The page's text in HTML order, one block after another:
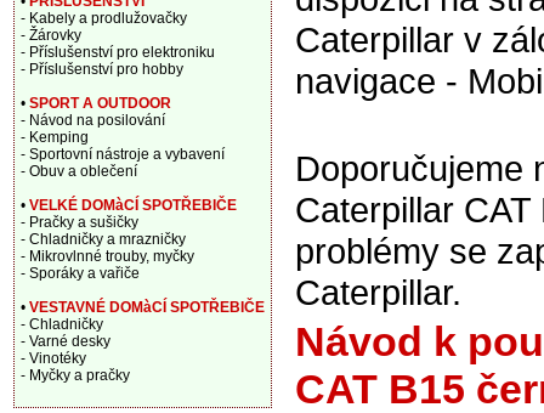
Caterpillar v
navigace -
Doporučujeme
Caterpillar
problémy se
Caterpillar.
Návod k
CAT B15
- Kabely a prodlužovačky
- Žárovky
- Příslušenství pro elektroniku
- Příslušenství pro hobby
• SPORT A OUTDOOR
- Návod na posilování
- Kemping
- Sportovní nástroje a vybavení
- Obuv a oblečení
• VELKÉ DOMàCÍ SPOTŘEBIČE
- Pračky a sušičky
- Chladničky a mrazničky
- Mikrovlnné trouby, myčky
- Sporáky a vařiče
• VESTAVNÉ DOMàCÍ SPOTŘEBIČE
- Chladničky
- Varné desky
- Vinotéky
- Myčky a pračky